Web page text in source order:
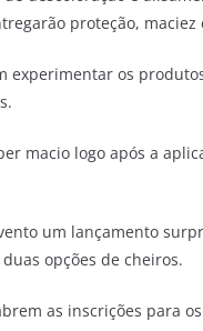
proteção, maciez
experimentar os
macio logo após a
um lançamento
opções de cheiros.
as inscrições para